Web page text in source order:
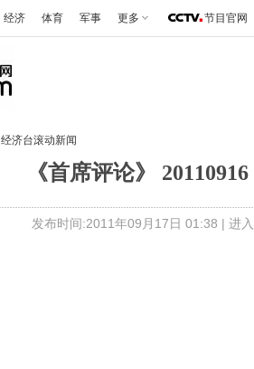
经济 体育 军事 更多 节目官网
经济台滚动新闻
《首席评论》
发布时间:2011年09月17日 01:38 | 进